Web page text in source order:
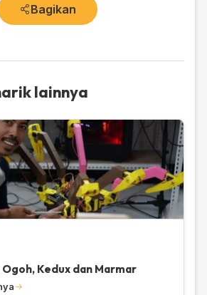
Bagikan
lainnya
Kedux dan Marmar